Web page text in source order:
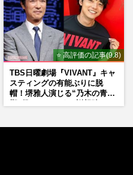
⭐ 高評価の記事(9.8)
TBS日曜劇場『VIVANT』キャ
スティングの有能ぶりに脱
帽！堺雅人演じる“乃木の青年